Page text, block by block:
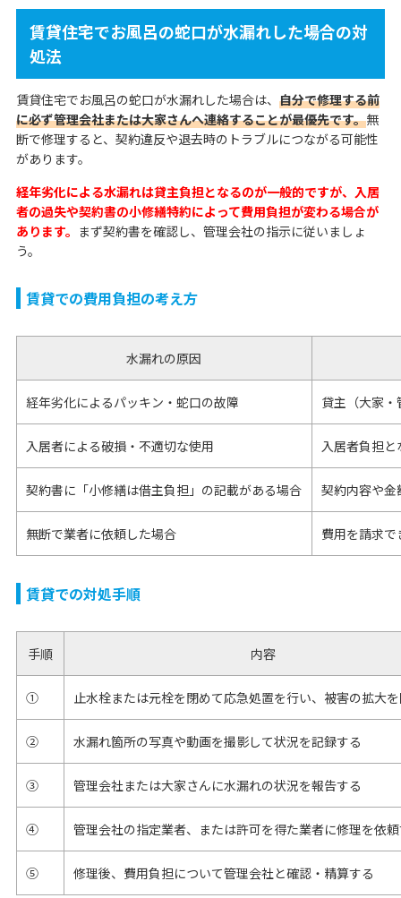
賃貸住宅でお風呂の蛇口が水漏れした場合の対
処法
賃貸住宅でお風呂の蛇口が水漏れした場合は、 自分で修理する前
に必ず管理会社または大家さんへ連絡することが最優先です。無
断で修理すると、契約違反や退去時のトラブルにつながる可能性
があります。
経年劣化による水漏れは貸主負担となるのが一般的ですが、入居
者の過失や契約書の小修繕特約によって費用負担が変わる場合が
あります。 まず契約書を確認し、管理会社の指示に従いましょ
う。
賃貸での費用負担の考え方
水漏れの原因
経年劣化によるパッキン・蛇口の故障 貸主（大家
入居者による破損・不適切な使用 入居者負担
契約書に「小修繕は借主負担」の記載がある場合 契約内容や
無断で業者に依頼した場合 費用を請求
賃貸での対処手順
手順 内容
① 止水栓または元栓を閉めて応急処置を行い、被害の拡大
② 水漏れ箇所の写真や動画を撮影して状況を記録する
③ 管理会社または大家さんに水漏れの状況を報告する
④ 管理会社の指定業者、または許可を得た業者に修理を依
⑤ 修理後、費用負担について管理会社と確認・精算する